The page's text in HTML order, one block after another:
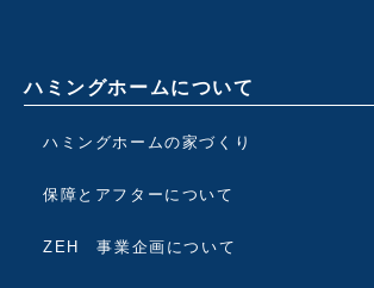
ハミングホームについて
ハミングホームの家づくり
保障とアフターについて
ZEH 事業企画について